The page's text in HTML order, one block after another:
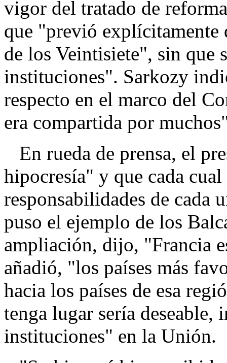
vigor del tratado de
que "previó explícitamente
de los Veintisiete", sin que
instituciones". Sarkozy
respecto en el marco del
era compartida por
En rueda de prensa, el
hipocresía" y que cada
responsabilidades de cada
puso el ejemplo de los
ampliación, dijo, "Francia
añadió, "los países más
hacia los países de esa
tenga lugar sería deseable,
instituciones" en la Unión.